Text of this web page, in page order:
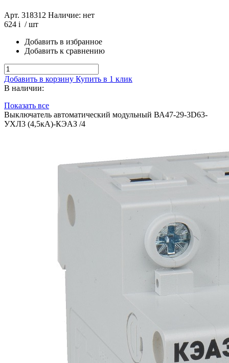
Арт. 318312 Наличие: нет
624 i / шт
Добавить в избранное
Добавить к сравнению
Добавить в корзину Купить в 1 клик
В наличии:
Показать все
Выключатель автоматический модульный ВА47-29-3D63-
УХЛ3 (4,5кА)-КЭАЗ /4